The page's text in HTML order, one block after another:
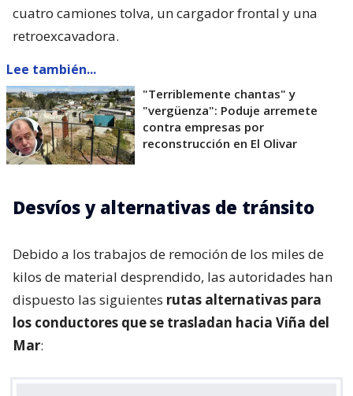
cuatro camiones tolva, un cargador frontal y una
retroexcavadora.
Lee también...
"Terriblemente chantas" y
"vergüenza": Poduje arremete
contra empresas por
reconstrucción en El Olivar
Desvíos y alternativas de tránsito
Debido a los trabajos de remoción de los miles de
kilos de material desprendido, las autoridades han
dispuesto las siguientes rutas alternativas para
los conductores que se trasladan hacia Viña del
Mar: